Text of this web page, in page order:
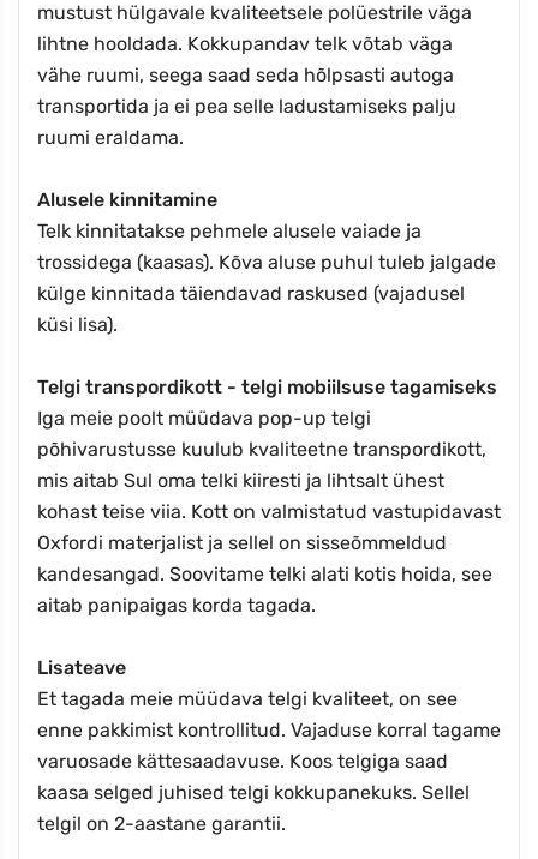
mustust hülgavale kvaliteetsele polüestrile väga
lihtne hooldada. Kokkupandav telk võtab väga
vähe ruumi, seega saad seda hõlpsasti autoga
transportida ja ei pea selle ladustamiseks palju
ruumi eraldama.
Alusele kinnitamine
Telk kinnitatakse pehmele alusele vaiade ja
trossidega (kaasas). Kõva aluse puhul tuleb jalgade
külge kinnitada täiendavad raskused (vajadusel
küsi lisa).
Telgi transpordikott - telgi mobiilsuse tagamiseks
Iga meie poolt müüdava pop-up telgi
põhivarustusse kuulub kvaliteetne transpordikott,
mis aitab Sul oma telki kiiresti ja lihtsalt ühest
kohast teise viia. Kott on valmistatud vastupidavast
Oxfordi materjalist ja sellel on sisseõmmeldud
kandesangad. Soovitame telki alati kotis hoida, see
aitab panipaigas korda tagada.
Lisateave
Et tagada meie müüdava telgi kvaliteet, on see
enne pakkimist kontrollitud. Vajaduse korral tagame
varuosade kättesaadavuse. Koos telgiga saad
kaasa selged juhised telgi kokkupanekuks. Sellel
telgil on 2-aastane garantii.